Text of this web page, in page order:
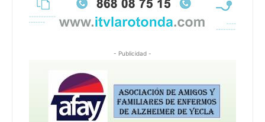
- Publicidad -